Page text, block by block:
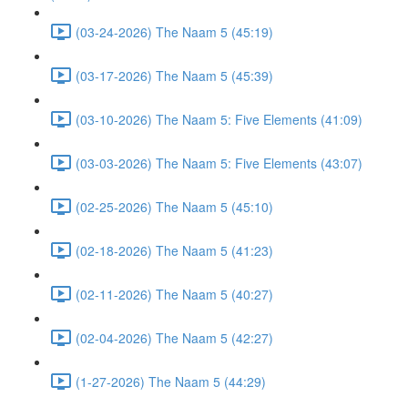
(03-24-2026) The Naam 5 (45:19)
(03-17-2026) The Naam 5 (45:39)
(03-10-2026) The Naam 5: Five Elements (41:09)
(03-03-2026) The Naam 5: Five Elements (43:07)
(02-25-2026) The Naam 5 (45:10)
(02-18-2026) The Naam 5 (41:23)
(02-11-2026) The Naam 5 (40:27)
(02-04-2026) The Naam 5 (42:27)
(1-27-2026) The Naam 5 (44:29)